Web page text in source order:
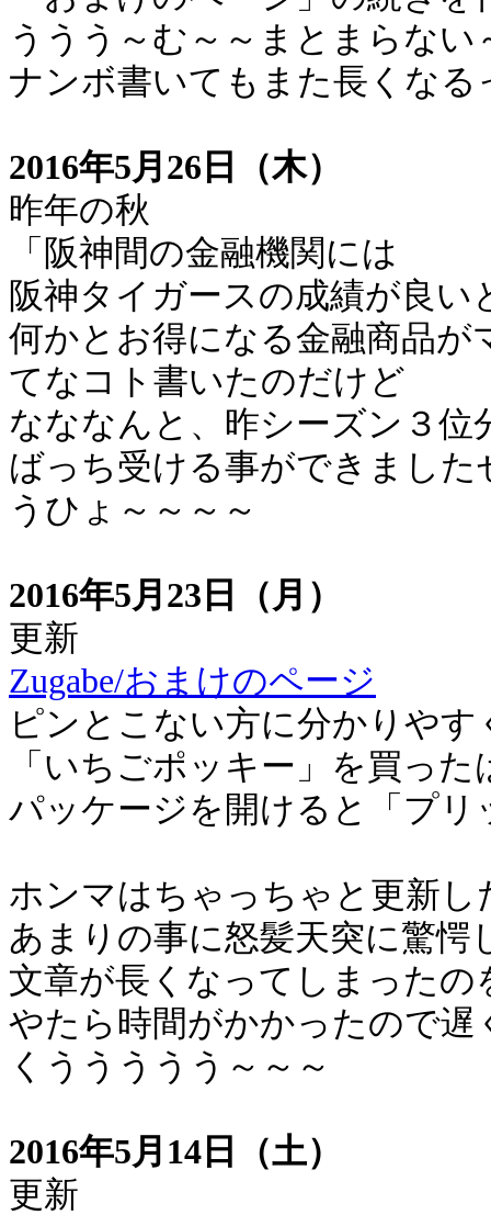
ううう～む～～まとまらない
ナンボ書いてもまた長くなる
2016年5月26日（木）
昨年の秋
「阪神間の金融機関には
阪神タイガースの成績が良い
何かとお得になる金融商品が
てなコト書いたのだけど
なななんと、昨シーズン３位
ばっち受ける事ができました
うひょ～～～～
2016年5月23日（月）
更新
Zugabe/おまけのページ
ピンとこない方に分かりやす
「いちごポッキー」を買っ
パッケージを開けると「プ
ホンマはちゃっちゃと更新
あまりの事に怒髪天突に驚愕
文章が長くなってしまったの
やたら時間がかかったので
くううううう～～～
2016年5月14日（土）
更新